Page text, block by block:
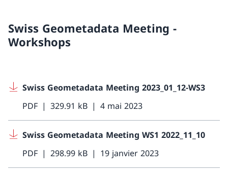
Swiss Geometadata Meeting -
Workshops
Swiss Geometadata Meeting 2023_01_12-WS3
PDF
329.91 kB 4 mai 2023
Swiss Geometadata Meeting WS1 2022_11_10
PDF
298.99 kB 19 janvier 2023